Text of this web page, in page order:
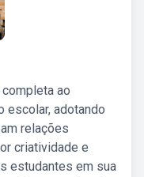
ao
escolar, adotando
relações
criatividade e
estudantes em sua